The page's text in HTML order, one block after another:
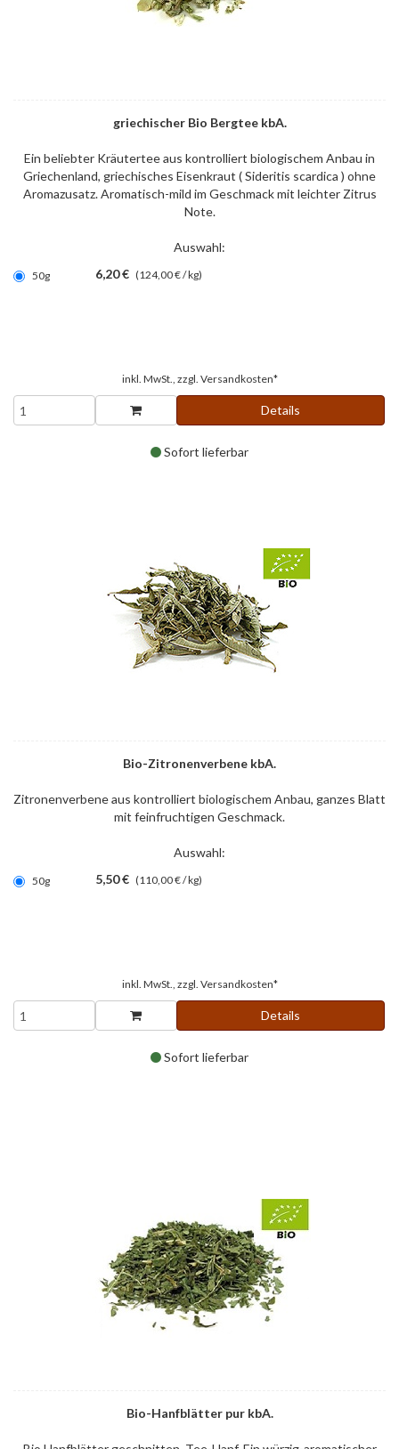
griechischer Bio Bergtee kbA.
Ein beliebter Kräutertee aus kontrolliert biologischem Anbau in
Griechenland, griechisches Eisenkraut ( Sideritis scardica ) ohne
Aromazusatz. Aromatisch-mild im Geschmack mit leichter Zitrus
Note.
Auswahl:
50g 6,20 € (124,00 € / kg)
inkl. MwSt., zzgl. Versandkosten*
Details
Sofort lieferbar
Bio-Zitronenverbene kbA.
Zitronenverbene aus kontrolliert biologischem Anbau, ganzes Blatt
mit feinfruchtigen Geschmack.
Auswahl:
50g 5,50 € (110,00 € / kg)
inkl. MwSt., zzgl. Versandkosten*
Details
Sofort lieferbar
Bio-Hanfblätter pur kbA.